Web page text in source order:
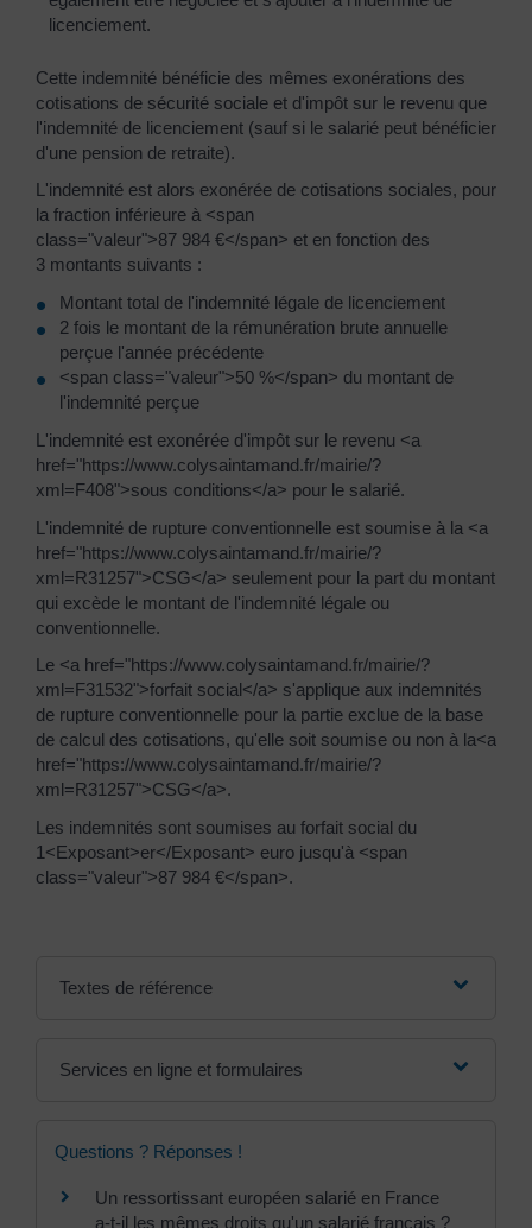
licenciement.
Cette indemnité bénéficie des mêmes exonérations des
cotisations de sécurité sociale et d'impôt sur le revenu que
l'indemnité de licenciement (sauf si le salarié peut bénéficier
d'une pension de retraite).
L'indemnité est alors exonérée de cotisations sociales, pour
la fraction inférieure à <span
class="valeur">87 984 €</span> et en fonction des
3 montants suivants :
Montant total de l'indemnité légale de licenciement
2 fois le montant de la rémunération brute annuelle
perçue l'année précédente
<span class="valeur">50 %</span> du montant de
l'indemnité perçue
L'indemnité est exonérée d'impôt sur le revenu <a
href="https://www.colysaintamand.fr/mairie/?
xml=F408">sous conditions</a> pour le salarié.
L'indemnité de rupture conventionnelle est soumise à la <a
href="https://www.colysaintamand.fr/mairie/?
xml=R31257">CSG</a> seulement pour la part du montant
qui excède le montant de l'indemnité légale ou
conventionnelle.
Le <a href="https://www.colysaintamand.fr/mairie/?
xml=F31532">forfait social</a> s'applique aux indemnités
de rupture conventionnelle pour la partie exclue de la base
de calcul des cotisations, qu'elle soit soumise ou non à la<a
href="https://www.colysaintamand.fr/mairie/?
xml=R31257">CSG</a>.
Les indemnités sont soumises au forfait social du
1<Exposant>er</Exposant> euro jusqu'à <span
class="valeur">87 984 €</span>.
Textes de référence
Services en ligne et formulaires
Questions ? Réponses !
Un ressortissant européen salarié en France
a-t-il les mêmes droits qu'un salarié français ?